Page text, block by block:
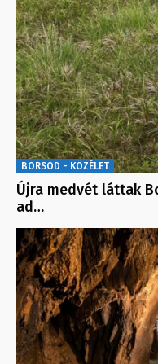
BORSOD - KÖZÉLET
Újra medvét láttak
ad…